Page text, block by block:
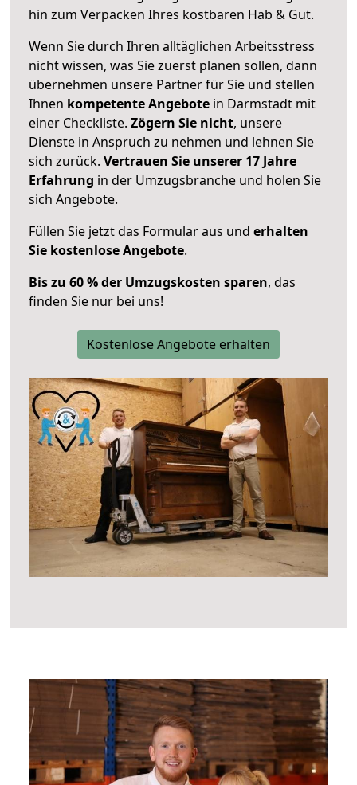
hin zum Verpacken Ihres kostbaren Hab & Gut.
Wenn Sie durch Ihren alltäglichen Arbeitsstress
nicht wissen, was Sie zuerst planen sollen, dann
übernehmen unsere Partner für Sie und stellen
Ihnen kompetente Angebote in Darmstadt mit
einer Checkliste. Zögern Sie nicht, unsere
Dienste in Anspruch zu nehmen und lehnen Sie
sich zurück. Vertrauen Sie unserer 17 Jahre
Erfahrung in der Umzugsbranche und holen Sie
sich Angebote.
Füllen Sie jetzt das Formular aus und erhalten
Sie kostenlose Angebote.
Bis zu 60 % der Umzugskosten sparen, das
finden Sie nur bei uns!
Kostenlose Angebote erhalten